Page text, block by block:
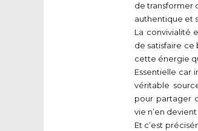
de transformer
authentique et
La convivialité
de satisfaire ce
cette énergie
Essentielle car
véritable
pour partager
vie n’en
Et c’est